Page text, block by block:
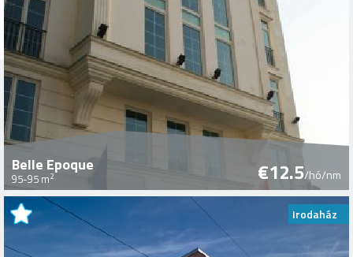
Belle Epoque
95-95 m2 €12.5/hó/nm
Irodaház